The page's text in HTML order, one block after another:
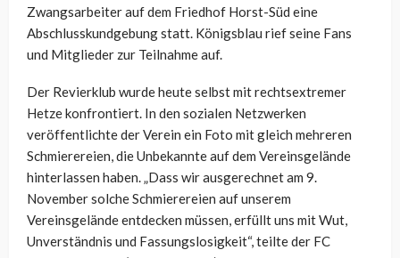
Zwangsarbeiter auf dem Friedhof Horst-Süd eine
Abschlusskundgebung statt. Königsblau rief seine Fans
und Mitglieder zur Teilnahme auf.
Der Revierklub wurde heute selbst mit rechtsextremer
Hetze konfrontiert. In den sozialen Netzwerken
veröffentlichte der Verein ein Foto mit gleich mehreren
Schmierereien, die Unbekannte auf dem Vereinsgelände
hinterlassen haben. „Dass wir ausgerechnet am 9.
November solche Schmierereien auf unserem
Vereinsgelände entdecken müssen, erfüllt uns mit Wut,
Unverständnis und Fassungslosigkeit“, teilte der FC